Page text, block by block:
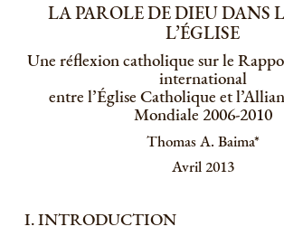
LA PAROLE DE DIEU DANS
L’ÉGLISE
Une réflexion catholique sur le
international
entre l’Église Catholique et
Mondiale 2006-2010
Thomas A. Baima*
Avril 2013
I. INTRODUCTION